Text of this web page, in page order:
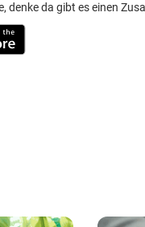
denke da gibt es einen